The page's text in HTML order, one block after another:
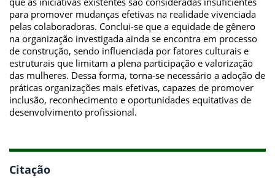
para promover mudanças efetivas na realidade vivenciada
pelas colaboradoras. Conclui-se que a equidade de gênero
na organização investigada ainda se encontra em processo
de construção, sendo influenciada por fatores culturais e
estruturais que limitam a plena participação e valorização
das mulheres. Dessa forma, torna-se necessário a adoção de
práticas organizações mais efetivas, capazes de promover
inclusão, reconhecimento e oportunidades equitativas de
desenvolvimento profissional.
Citação